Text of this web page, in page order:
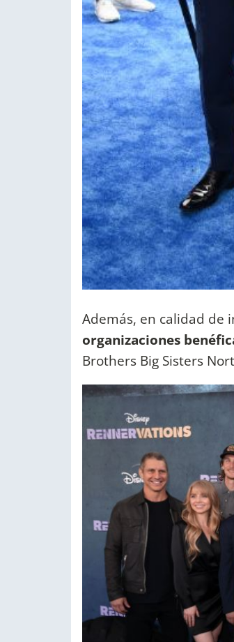
Además, en calidad de
organizaciones
Brothers Big Sisters